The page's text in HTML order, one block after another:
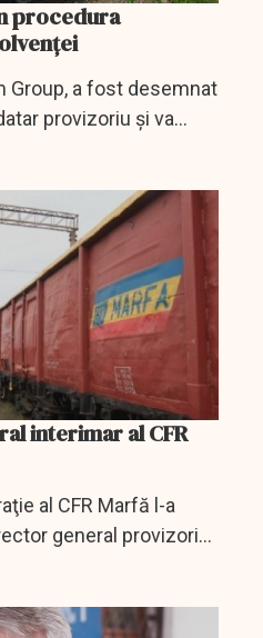
procedura
Group, a fost desemnat
provizoriu și va
operatorului
pe...
interimar al CFR
al CFR Marfă l-a
general provizoriu
director general